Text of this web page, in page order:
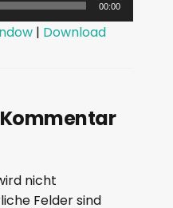
00:00
| Download
nicht
Felder sind